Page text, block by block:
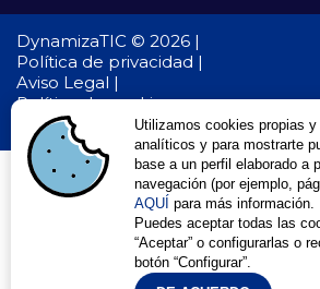
DynamizaTIC © 2026 |
Política de privacidad |
Aviso Legal |
Política de cookies
Desarrollo Web en Valencia
Utilizamos cookies propias
analíticos y para mostrarte
base a un perfil elaborado a
navegación (por ejemplo,
AQUÍ para más información.
Puedes aceptar todas las
“Aceptar” o configurarlas o
botón “Configurar”.